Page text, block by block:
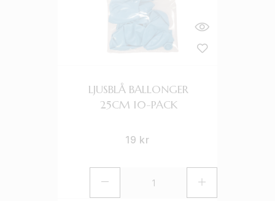
LJUSBLÅ BALLONGER
25CM 10-PACK
19 kr